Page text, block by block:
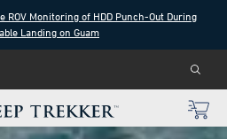
ROV Monitoring of HDD Punch-Out During
Landing on Guam